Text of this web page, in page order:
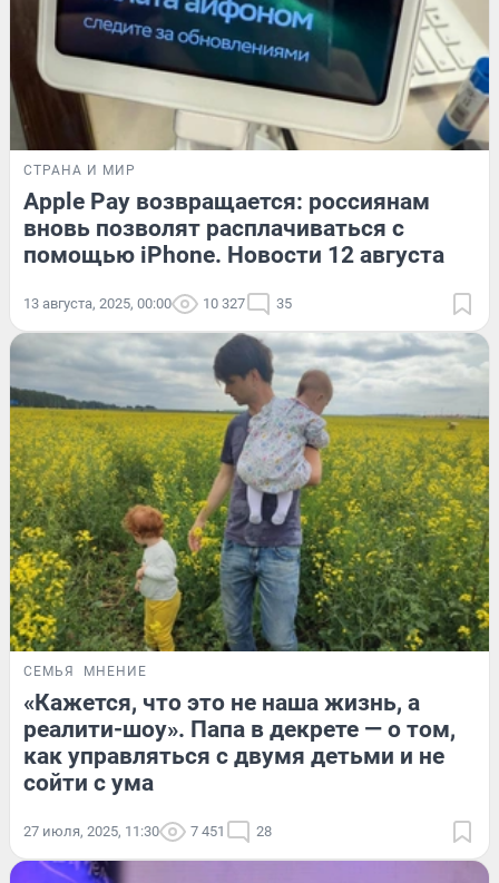
СТРАНА И МИР
Apple Pay возвращается: россиянам
вновь позволят расплачиваться с
помощью iPhone. Новости 12 августа
13 августа, 2025, 00:00 10 327 35
СЕМЬЯ МНЕНИЕ
«Кажется, что это не наша жизнь, а
реалити-шоу». Папа в декрете — о том,
как управляться с двумя детьми и не
сойти с ума
27 июля, 2025, 11:30 7 451 28